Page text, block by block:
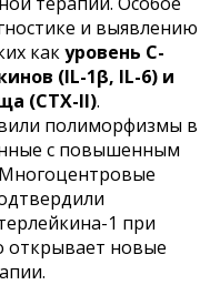
и выявлению
какуровень С-
(IL-1β, IL-6) и
(CTX-II).
полиморфизмы в
с повышенным
1 при
открывает новые